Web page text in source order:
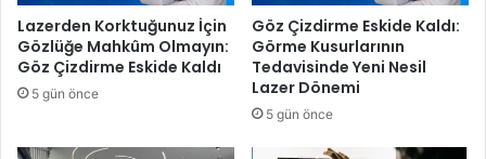
n
y
e
i
i
a
n
s
’
Lazerden Korktuğunuz İçin
Gözlüğe Mahkûm Olmayın:
Göz Çizdirme Eskide Kaldı
5 gün önce
Göz Çizdirme Eskide Kaldı:
Görme Kusurlarının
Tedavisinde Yeni Nesil
Lazer Dönemi
5 gün önce